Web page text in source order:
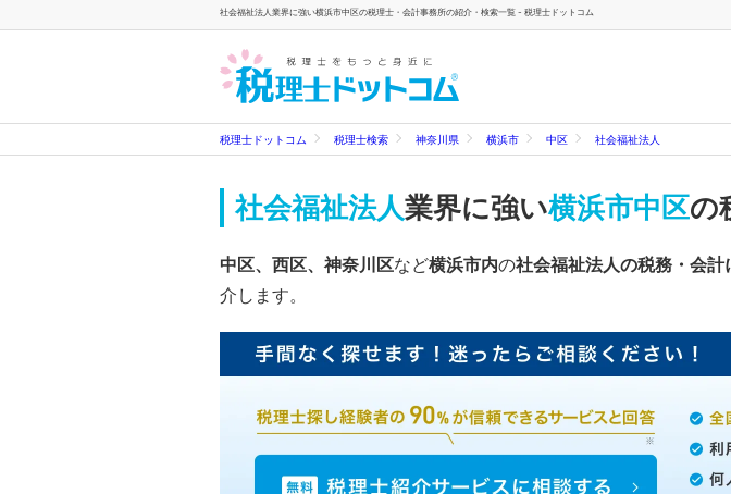
社会福祉法人業界に強い横浜市中区の税理士・会計事務所の紹介・検索一覧 - 税理士ドットコム
税理士ドットコム 税理士検索 神奈川県 横浜市 中区 社会福祉法人
社会福祉法人業界に強い横浜市中区の
中区、西区、神奈川区など横浜市内の社会福祉法人の税務・会計
介します。